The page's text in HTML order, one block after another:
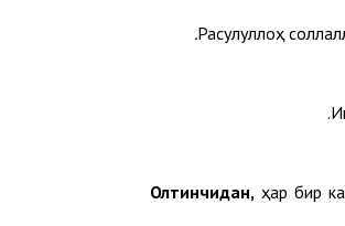
Расулуллоҳ
Олтинчидан, ҳар бир